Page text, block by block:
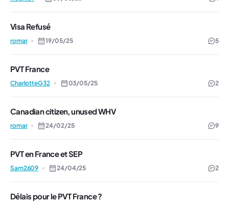
Visa Refusé
romar 19/05/25 5
PVT France
CharlotteG32 03/05/25 2
Canadian citizen, unused WHV
romar 24/02/25 9
PVT en France et SEP
Sam2609 24/04/25 2
Délais pour le PVT France ?